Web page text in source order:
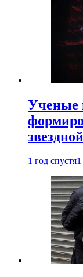
Ученые
1 год спустя